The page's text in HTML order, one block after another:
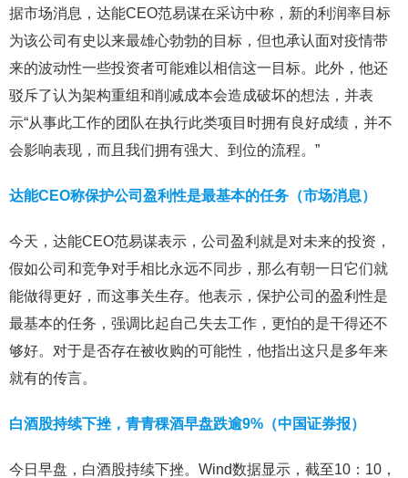
据市场消息，达能CEO范易谋在采访中称，新的利润率目标
为该公司有史以来最雄心勃勃的目标，但也承认面对疫情带
来的波动性一些投资者可能难以相信这一目标。此外，他还
驳斥了认为架构重组和削减成本会造成破坏的想法，并表
示“从事此工作的团队在执行此类项目时拥有良好成绩，并不
会影响表现，而且我们拥有强大、到位的流程。”
达能CEO称保护公司盈利性是最基本的任务（市场消息）
今天，达能CEO范易谋表示，公司盈利就是对未来的投资，
假如公司和竞争对手相比永远不同步，那么有朝一日它们就
能做得更好，而这事关生存。他表示，保护公司的盈利性是
最基本的任务，强调比起自己失去工作，更怕的是干得还不
够好。对于是否存在被收购的可能性，他指出这只是多年来
就有的传言。
白酒股持续下挫，青青稞酒早盘跌逾9%（中国证券报）
今日早盘，白酒股持续下挫。Wind数据显示，截至10：10，